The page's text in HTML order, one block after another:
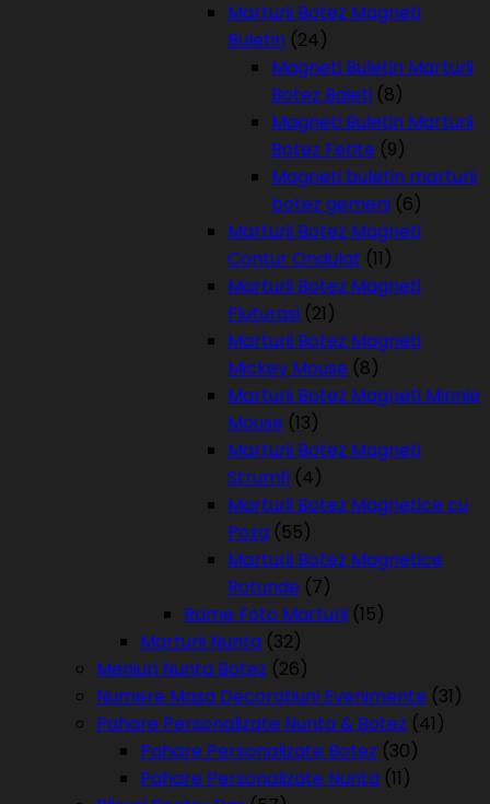
Marturii Botez Magneti
Buletin (24)
Magneti Buletin Marturii
Botez Baieti (8)
Magneti Buletin Marturii
Botez Fetite (9)
Magneti buletin marturii
botez gemeni (6)
Marturii Botez Magneti
Contur Ondulat (11)
Marturii Botez Magneti
Fluturasi (21)
Marturii Botez Magneti
Mickey Mouse (8)
Marturii Botez Magneti Minnie
Mouse (13)
Marturii Botez Magneti
Strumfi (4)
Marturii Botez Magnetice cu
Poza (55)
Marturii Botez Magnetice
Rotunde (7)
Rame Foto Marturii (15)
Marturii Nunta (32)
Meniuri Nunta Botez (26)
Numere Masa Decoratiuni Evenimente (31)
Pahare Personalizate Nunta & Botez (41)
Pahare Personalizate Botez (30)
Pahare Personalizate Nunta (11)